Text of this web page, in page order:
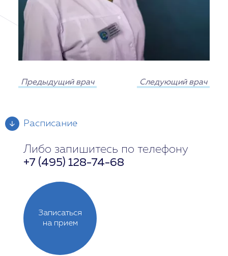
Следующий врач
Предыдущий врач
Расписание
Понедельник 12:00 - 19:00
Среда
Пятница
Записаться
на прием
Либо запишитесь по телефону
+7 (495) 128-74-68